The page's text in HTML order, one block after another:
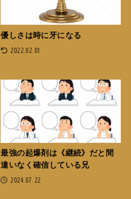
優しさは時に牙になる
2022.02.01
最強の起爆剤は《継続》だと間
違いなく確信している兄
2024.07.22